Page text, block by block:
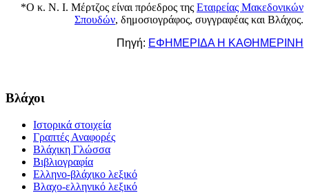
*Ο κ. Ν. Ι. Μέρτζος είναι πρόεδρος της Εταιρείας Μακεδονικών
Σπουδών, δημοσιογράφος, συγγραφέας και Βλάχος.
Πηγή: ΕΦΗΜΕΡΙΔΑ Η ΚΑΘΗΜΕΡΙΝΗ
Βλάχοι
Ιστορικά στοιχεία
Γραπτές Αναφορές
Βλάχικη Γλώσσα
Βιβλιογραφία
Ελληνο-βλάχικο λεξικό
Βλαχο-ελληνικό λεξικό